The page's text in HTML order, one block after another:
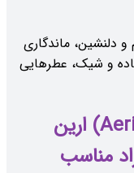
و دلنشین، ماندگاری
و شیک، عطرهایی
آیا عطر و ادکلن (Aerin Lauder) ارین
مناسب